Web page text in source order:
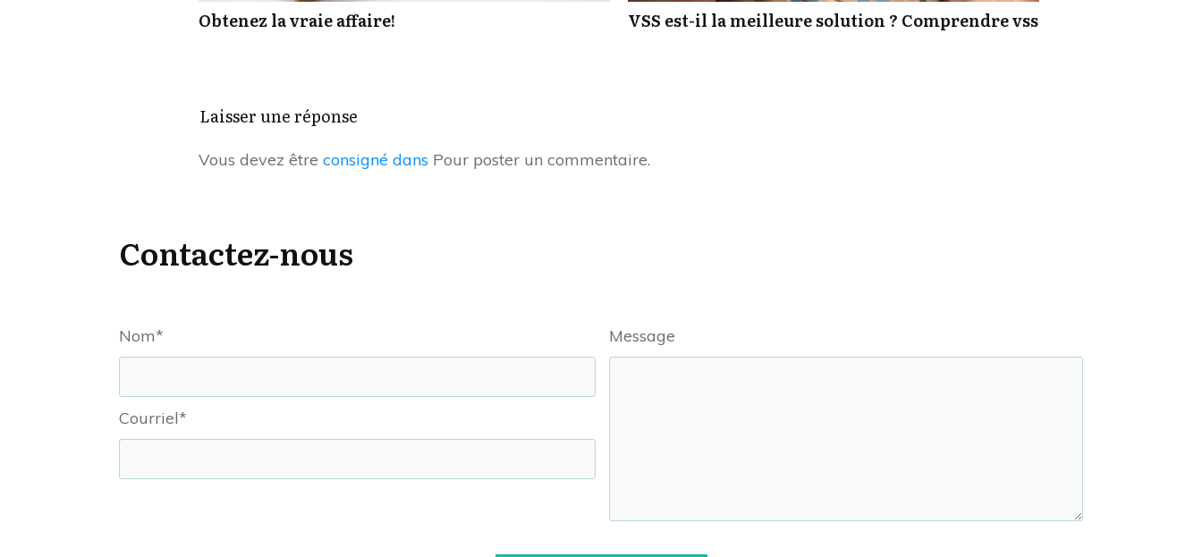
Obtenez la vraie affaire! VSS est-il la meilleure solution ? Comprendre vss
Laisser une réponse
Vous devez être consigné dans Pour poster un commentaire.
Contactez-nous
Nom*
Courriel*
Message